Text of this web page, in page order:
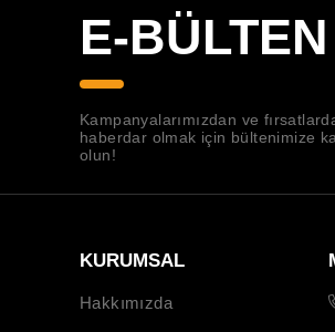
E-BÜLTEN
Kampanyalarımızdan ve
haberdar olmak için bültenimize
olun!
KURUMSAL
Hakkımızda